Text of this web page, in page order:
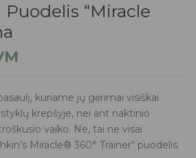
“Miracle
kuriame jų gėrimai visiškai
krepšyje, nei ant naktinio
vaiko. Ne, tai ne visai
Miracle® 360° Trainer“ puodelis.